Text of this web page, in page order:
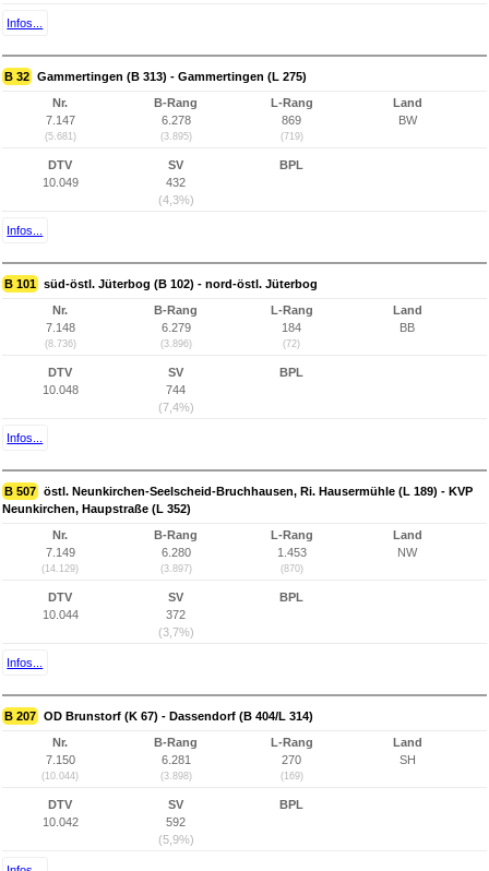
Infos...
B 32 Gammertingen (B 313) - Gammertingen (L 275)
Nr.
7.147
(5.681)
B-Rang
6.278
(3.895)
L-Rang
869
(719)
Land
BW
DTV
10.049
SV
432
(4,3%)
BPL
Infos...
B 101 süd-östl. Jüterbog (B 102) - nord-östl. Jüterbog
Nr.
7.148
(8.736)
B-Rang
6.279
(3.896)
L-Rang
184
(72)
Land
BB
DTV
10.048
SV
744
(7,4%)
BPL
Infos...
B 507 östl. Neunkirchen-Seelscheid-Bruchhausen, Ri. Hausermühle (L 189) - KVP
Neunkirchen, Haupstraße (L 352)
Nr.
7.149
(14.129)
B-Rang
6.280
(3.897)
L-Rang
1.453
(870)
Land
NW
DTV
10.044
SV
372
(3,7%)
BPL
Infos...
B 207 OD Brunstorf (K 67) - Dassendorf (B 404/L 314)
Nr.
7.150
(10.044)
B-Rang
6.281
(3.898)
L-Rang
270
(169)
Land
SH
DTV
10.042
SV
592
(5,9%)
BPL